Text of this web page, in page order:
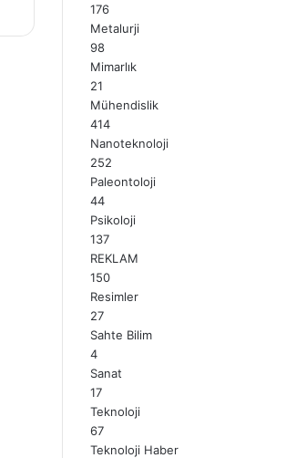
176
Metalurji
98
Mimarlık
21
Mühendislik
414
Nanoteknoloji
252
Paleontoloji
44
Psikoloji
137
REKLAM
150
Resimler
27
Sahte Bilim
4
Sanat
17
Teknoloji
67
Teknoloji Haber